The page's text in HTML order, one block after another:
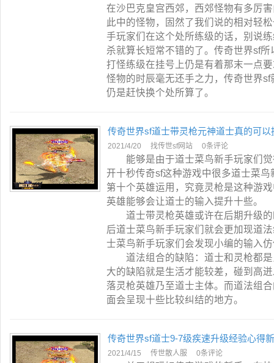
在沙巴克皇宫西郊，西郊怪物有多厉
此中的怪物，固然了我们说的相对轻
手玩家们在这个处所练级的话，别说
杀就算长短常不错的了。传奇世界sf
打怪练级在挂号上仍是有着那末一点
怪物的时辰毫无还手之力，传奇世界
仍是赶快换个处所算了。
传奇世界sf道士带灵枪元神道士真的可以
2021/4/20 找传世sf网站 0条评论
能够是由于道士菜鸟新手玩家们觉
开十秒传奇sf这种游戏中很多道士菜
第十个英雄运用，究竟灵枪是这种游
英雄能够会让道士的输入提升十些。
道士带灵枪英雄或许在后期升级的
后道士菜鸟新手玩家们就会更加现道
士菜鸟新手玩家们会发现小编的输入
道法组合的缺陷：道士和灵枪都是
大的缺陷就是生活才能较差，碰到高
落灵枪英雄乃至道士主体。而道法组
面会呈现十些比较纠结的地方。
传奇世界sf道士9-7级疾速升级经验心得
2021/4/15 传世散人服 0条评论